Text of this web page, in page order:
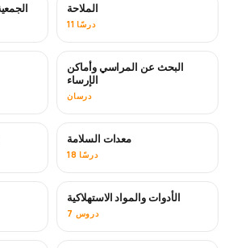
الملاحة
11 درسًا
البحث عن المراسي وأماكن
الإرساء
درسان
معدات السلامة
18 درسًا
الأدوات والمواد الاستهلاكية
7 دروس